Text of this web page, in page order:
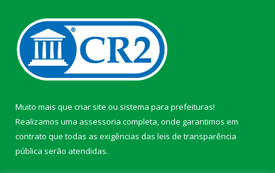
Muito mais que criar site ou sistema para prefeituras!
Realizamos uma assessoria completa, onde garantimos em
contrato que todas as exigências das leis de transparência
pública serão atendidas.